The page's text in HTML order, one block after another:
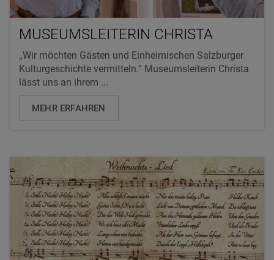
MUSEUMSLEITERIN CHRISTA
„Wir möchten Gästen und Einheimischen Salzburger
Kulturgeschichte vermitteln.“ Museumsleiterin Christa
lässt uns an ihrem ...
MEHR ERFAHREN